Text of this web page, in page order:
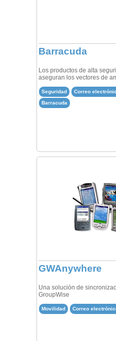
Barracuda
Los productos de alta
aseguran los vectores de
Seguridad Correo
Barracuda
GWAnywhere
Una solución de
GroupWise
Movilidad Correo